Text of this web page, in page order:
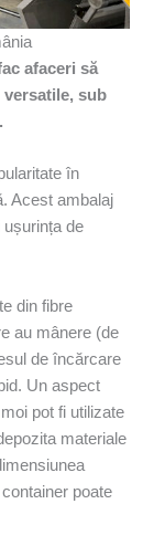
afaceri să
sub
în
Acest ambalaj
de
din fibre
au mânere (de
de încărcare
Un aspect
pot fi utilizate
materiale
poate